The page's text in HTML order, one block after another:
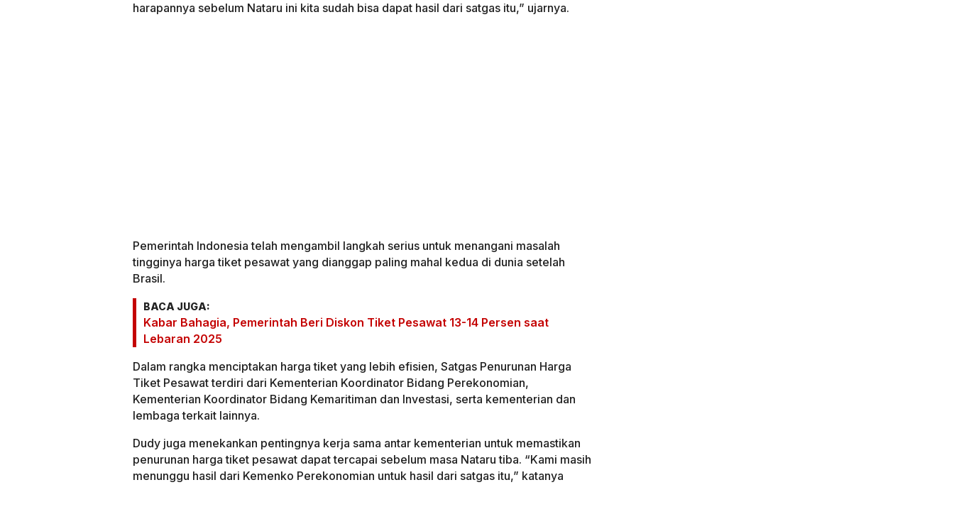
harapannya sebelum Nataru ini kita sudah bisa dapat hasil dari satgas itu,” ujarnya.
Pemerintah Indonesia telah mengambil langkah serius untuk menangani masalah
tingginya harga tiket pesawat yang dianggap paling mahal kedua di dunia setelah
Brasil.
BACA JUGA:
Kabar Bahagia, Pemerintah Beri Diskon Tiket Pesawat 13-14 Persen saat
Lebaran 2025
Dalam rangka menciptakan harga tiket yang lebih efisien, Satgas Penurunan Harga
Tiket Pesawat terdiri dari Kementerian Koordinator Bidang Perekonomian,
Kementerian Koordinator Bidang Kemaritiman dan Investasi, serta kementerian dan
lembaga terkait lainnya.
Dudy juga menekankan pentingnya kerja sama antar kementerian untuk memastikan
penurunan harga tiket pesawat dapat tercapai sebelum masa Nataru tiba. “Kami masih
menunggu hasil dari Kemenko Perekonomian untuk hasil dari satgas itu,” katanya